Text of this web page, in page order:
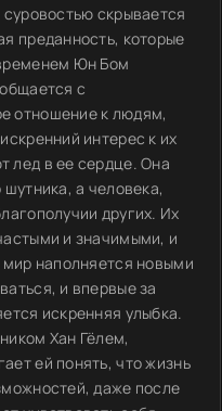
скрывается
преданность, которые
Юн Бом
с
отношение к людям,
интерес к их
лед в ее сердце. Она
а человека,
других. Их
и значимыми, и
наполняется новыми
и впервые за
искренняя улыбка.
Хан Гёлем,
ей понять, что жизнь
даже после